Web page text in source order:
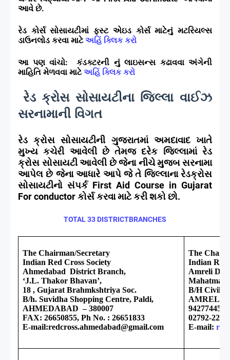
આવે છે.
રેડ કોર્સ સોસાયટીમાં ફસ્ટ એઇડ કોર્સ માટેનું મટરિયલ્સ
ડાઉનલોડ કરવા માટેઅહિં ક્લિક કરો
આ પણ વાંચો: કંડક્ટરની નું લાઇસન્સ કઢાવવા અંગેની
માહિતિ મેળવવા માટેઅહિં ક્લિક કરો
રેડ ક્રોસ સોસાયટીના જિલ્લા વાઈઝ
સરનામાની વિગત
રેડ ક્રોસ સોસાયટીની ગુજરાતમાં અમદાવાદ ખાતે
મુખ્ય કચેરી આવેલી છે તેમજ દરેક જિલ્લામાં રેડ
ક્રોસ સોસાયટી આવેલી છે જેના નીચે મુજબ સરનામા
આપેલ છે જેના આધારે આપે જે તે જિલ્લાના રેડક્રોસ
સોસાયટીનો સંપર્ક First Aid Course in Gujarat
For conductorકોર્સ કરવા માટે કરી શકો છો.
TOTAL 33 DISTRICTBRANCHES
The Chairman/Secretary
Indian Red Cross Society
Ahmedabad District Branch,
‘J.L. Thakor Bhavan’,
18 , Gujarat Brahmkshtriya Soc.
B/h. Suvidha Shopping Centre, Paldi,
AHMEDABAD – 380007
FAX: 26650855, Ph No. : 26651833
E-mail:redcross.ahmedabad@gmail.com
The
Indian Red
Amreli
Mahatma
B/H Civil
02792-
E-mail: